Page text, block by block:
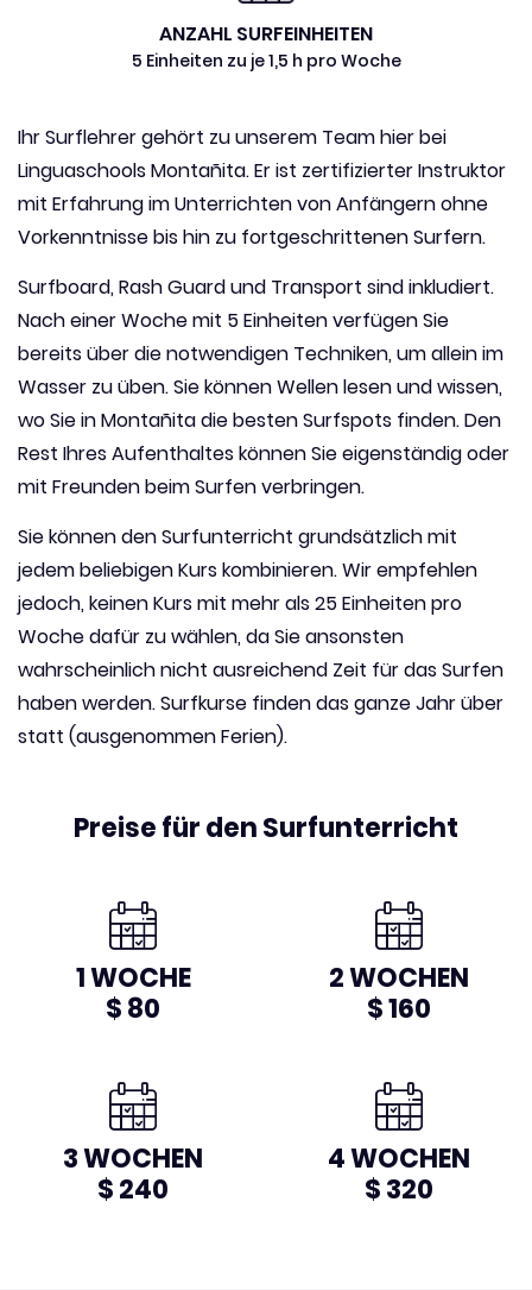
ANZAHL SURFEINHEITEN
5 Einheiten zu je 1,5 h pro Woche
Ihr Surflehrer gehört zu unserem Team hier bei
Linguaschools Montañita. Er ist zertifizierter Instruktor
mit Erfahrung im Unterrichten von Anfängern ohne
Vorkenntnisse bis hin zu fortgeschrittenen Surfern.
Surfboard, Rash Guard und Transport sind inkludiert.
Nach einer Woche mit 5 Einheiten verfügen Sie
bereits über die notwendigen Techniken, um allein im
Wasser zu üben. Sie können Wellen lesen und wissen,
wo Sie in Montañita die besten Surfspots finden. Den
Rest Ihres Aufenthaltes können Sie eigenständig oder
mit Freunden beim Surfen verbringen.
Sie können den Surfunterricht grundsätzlich mit
jedem beliebigen Kurs kombinieren. Wir empfehlen
jedoch, keinen Kurs mit mehr als 25 Einheiten pro
Woche dafür zu wählen, da Sie ansonsten
wahrscheinlich nicht ausreichend Zeit für das Surfen
haben werden. Surfkurse finden das ganze Jahr über
statt (ausgenommen Ferien).
Preise für den Surfunterricht
1 WOCHE
$ 80
2 WOCHEN
$ 160
3 WOCHEN
$ 240
4 WOCHEN
$ 320